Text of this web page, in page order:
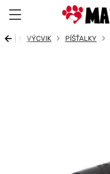
VÝCVIK PÍŠŤALKY